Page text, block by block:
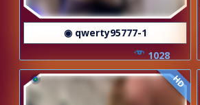
◉ qwerty95777-1
1028
HD